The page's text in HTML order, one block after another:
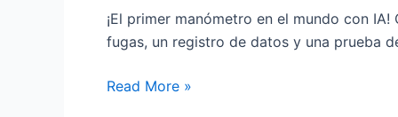
¡El primer manómetro en el mundo con
fugas, un registro de datos y una prueba
Read More »